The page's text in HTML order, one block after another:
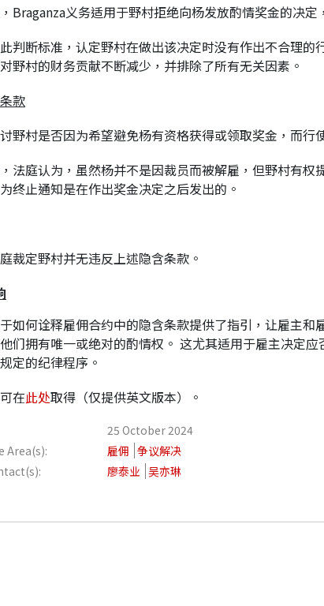
Braganza义务适用于野村拒绝向杨发放酌情奖金的决定
判断标准，认定野村在做出该决定时没有作出不合理
野村的财务贡献不断减少，并排除了所有无关因素。
款
野村是否因为希望避免杨有资格获得或领取奖金，而
法庭认为，虽然杨并不是因裁员而被解雇，但野村有
终止通知是在作出奖金决定之后发出的。
裁定野村并无违反上述隐含条款。
如何诠释雇佣合约中的隐含条款提供了指引，让雇主
们拥有唯一或绝对的酌情权。 这尤其适用于雇主决定
定的纪律程序。
在此处取得（仅提供英文版本）。
25 October 2024
Area(s):
雇佣 争议解决
廖泰业 吴亦琳